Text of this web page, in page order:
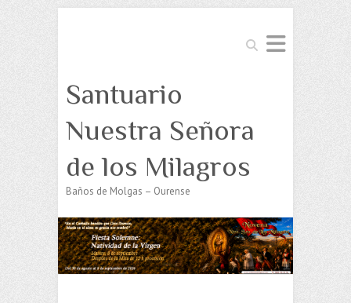
Buscar
Santuario
Nuestra Señora
de los Milagros
Baños de Molgas – Ourense